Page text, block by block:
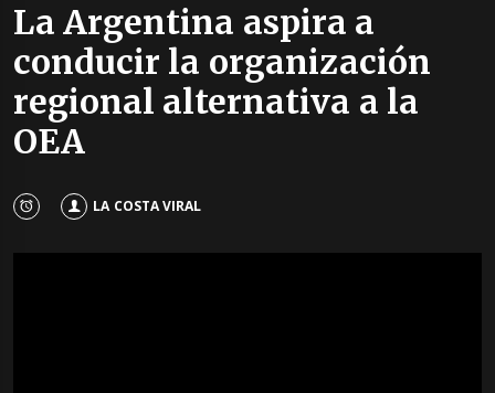
La Argentina aspira a
conducir la organización
regional alternativa a la
OEA
LA COSTA VIRAL